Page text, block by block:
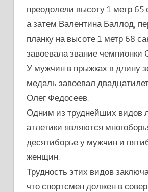
преодолели высоту 1 метр 65
а затем Валентина Баллод,
планку на высоте 1 метр 68
завоевала звание чемпионки
У мужчин в прыжках в длину
медаль завоевал
Олег Федосеев.
Одним из труднейших видов
атлетики являются
десятиборье у мужчин и
женщин.
Трудность этих видов
что спортсмен должен в